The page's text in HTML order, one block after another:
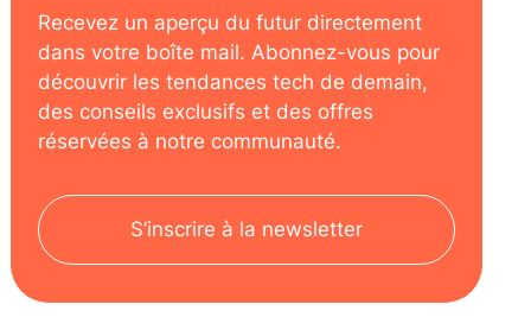
Recevez un aperçu du futur directement
dans votre boîte mail. Abonnez-vous pour
découvrir les tendances tech de demain,
des conseils exclusifs et des offres
réservées à notre communauté.
S’inscrire à la newsletter